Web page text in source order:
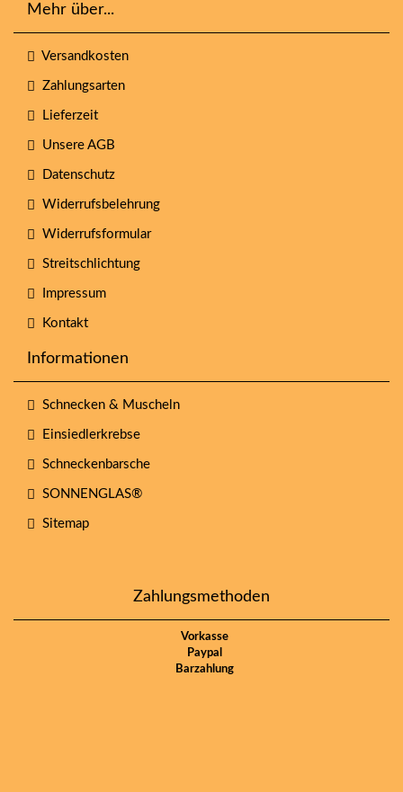
Mehr über...
Versandkosten
Zahlungsarten
Lieferzeit
Unsere AGB
Datenschutz
Widerrufsbelehrung
Widerrufsformular
Streitschlichtung
Impressum
Kontakt
Informationen
Schnecken & Muscheln
Einsiedlerkrebse
Schneckenbarsche
SONNENGLAS®
Sitemap
Zahlungsmethoden
Vorkasse
Paypal
Barzahlung